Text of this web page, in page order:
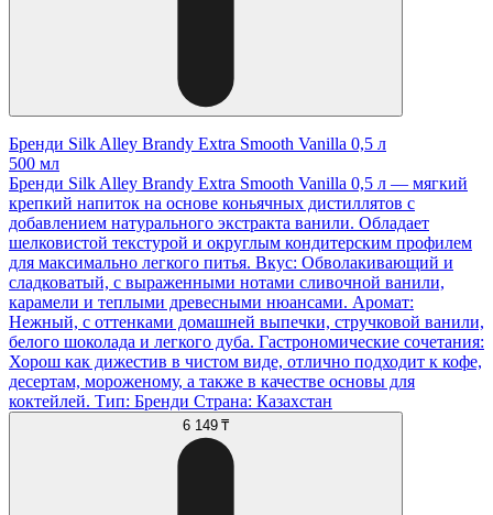
Бренди Silk Alley Brandy Extra Smooth Vanilla 0,5 л
500 мл
Бренди Silk Alley Brandy Extra Smooth Vanilla 0,5 л — мягкий
крепкий напиток на основе коньячных дистиллятов с
добавлением натурального экстракта ванили. Обладает
шелковистой текстурой и округлым кондитерским профилем
для максимально легкого питья. Вкус: Обволакивающий и
сладковатый, с выраженными нотами сливочной ванили,
карамели и теплыми древесными нюансами. Аромат:
Нежный, с оттенками домашней выпечки, стручковой ванили,
белого шоколада и легкого дуба. Гастрономические сочетания:
Хорош как дижестив в чистом виде, отлично подходит к кофе,
десертам, мороженому, а также в качестве основы для
коктейлей. Тип: Бренди Страна: Казахстан
6 149 ₸